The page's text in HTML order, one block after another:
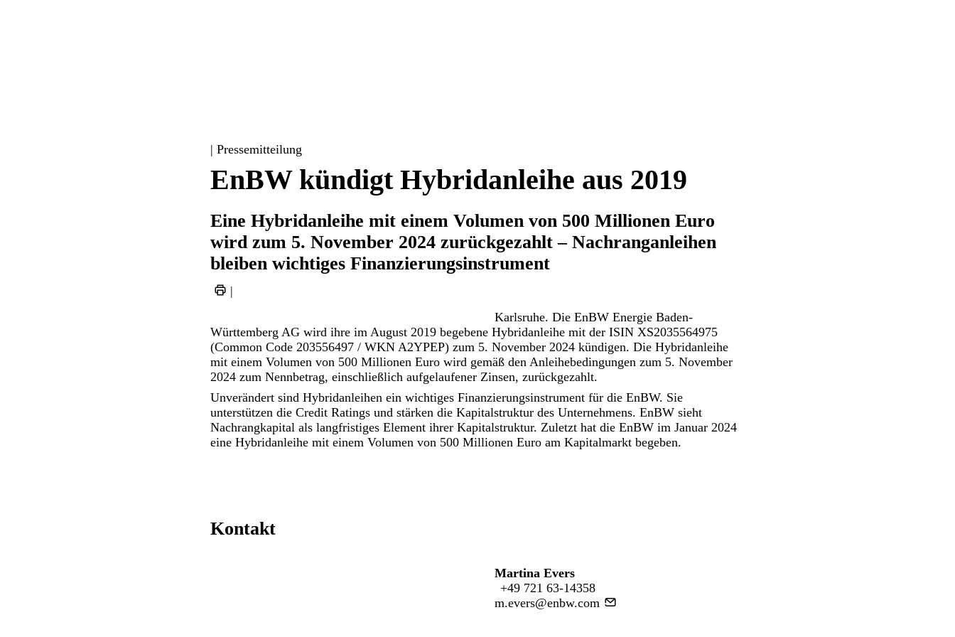
| Pressemitteilung
EnBW kündigt Hybridanleihe aus 2019
Eine Hybridanleihe mit einem Volumen von 500 Millionen Euro
wird zum 5. November 2024 zurückgezahlt – Nachranganleihen
bleiben wichtiges Finanzierungsinstrument
|
Karlsruhe. Die EnBW Energie Baden-
Württemberg AG wird ihre im August 2019 begebene Hybridanleihe mit der ISIN XS2035564975
(Common Code 203556497 / WKN A2YPEP) zum 5. November 2024 kündigen. Die Hybridanleihe
mit einem Volumen von 500 Millionen Euro wird gemäß den Anleihebedingungen zum 5. November
2024 zum Nennbetrag, einschließlich aufgelaufener Zinsen, zurückgezahlt.
Unverändert sind Hybridanleihen ein wichtiges Finanzierungsinstrument für die EnBW. Sie
unterstützen die Credit Ratings und stärken die Kapitalstruktur des Unternehmens. EnBW sieht
Nachrangkapital als langfristiges Element ihrer Kapitalstruktur. Zuletzt hat die EnBW im Januar 2024
eine Hybridanleihe mit einem Volumen von 500 Millionen Euro am Kapitalmarkt begeben.
Kontakt
Martina Evers
+49 721 63-14358
m.evers@enbw.com